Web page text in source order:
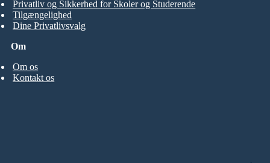
Om
Om os
Kontakt os
Privatliv og Sikkerhed for Skoler og Studerende
Tilgængelighed
Dine Privatlivsvalg